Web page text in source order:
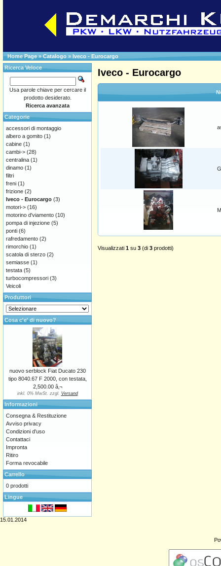
Home Page» Catalogo » Iveco - Eurocargo
Iveco - Eurocargo
Visualizzati 1 su 3 (di 3 prodotti)
Ricerca Veloce
Usa parole chiave per cercare il
prodotto desiderato.
Ricerca avanzata
Categorie
accessori di montaggio
albero a gomito (1)
cabine (1)
cambi-> (28)
centralina (1)
dinamo (1)
filtri
freni (1)
frizione (2)
Iveco - Eurocargo (3)
motori-> (16)
motorino d'viamento (10)
pompa di injezione (5)
ponti (6)
rafredamento (2)
rimorchio (1)
scatola di sterzo (2)
semiasse (1)
testata (5)
turbocompressori (3)
Veicoli
Produttori
Cosa c'e' di nuovo?
nuovo serblock Fiat Ducato 230
tipo 8040.67 F 2000, con testata,
2,500.00 â‚¬
inkl. 0% MwSt. zzgl. Versand
Informazioni
Consegna & Restituzione
Avviso privacy
Condizioni d'uso
Contattaci
Impronta
Ritiro
Forma revocabile
Carrello
0 prodotti
Lingue
15.01.2014